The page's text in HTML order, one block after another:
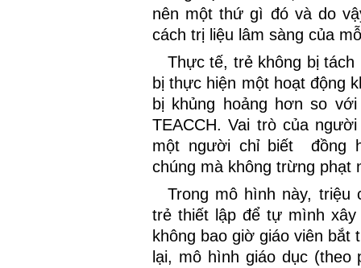
nên một thứ gì đó và do
cách trị liệu lâm sàng của
Thực tế, trẻ không bị tách
bị thực hiện một hoạt động
bị khủng hoảng hơn so
TEACCH. Vai trò của
một người chỉ biết
đồng
chúng mà không trừng phạt
Trong mô hình này,
trẻ thiết lập để tự mình
không bao giờ giáo viên
lại, mô hình giáo dục (theo